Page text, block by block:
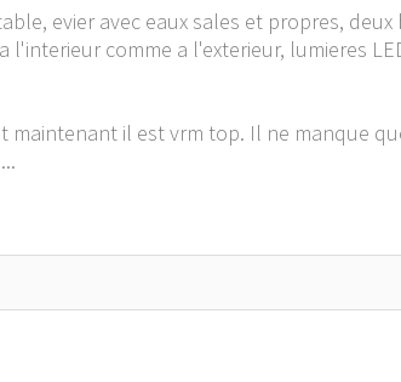
evier avec eaux sales et propres,
comme a l'exterieur, lumieres
maintenant il est vrm top. Il ne manque